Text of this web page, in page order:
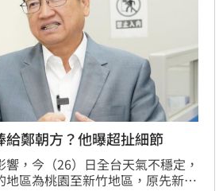
給鄭朝方？他曝超扯細節
，今（26）日全台天氣不穩定，
地區為桃園至新竹地區，原先新竹